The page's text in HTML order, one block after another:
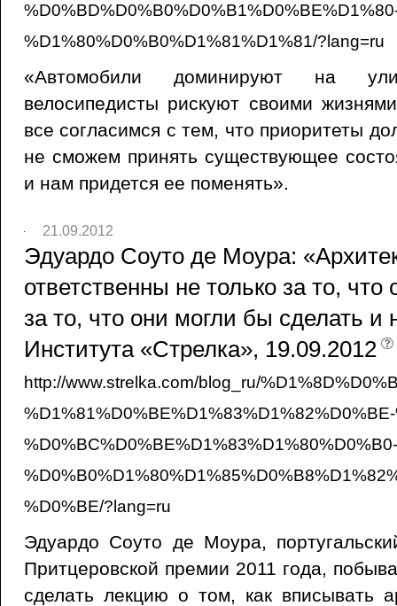
%D1%80%D0%B0%D1%81%D1%81/?lang=ru
«Автомобили доминируют на
велосипедисты рискуют своими
все согласимся с тем, что приоритеты
не сможем принять существующее
и нам придется ее поменять».
21.09.2012
Эдуардо Соуто де Моура:
ответственны не только за то,
за то, что они могли бы сделать и
Института «Стрелка», 19.09.2012
http://www.strelka.com/blog_ru/
%D0%BC%D0%BE%D1%83%D1%80%D0%B0-
%D0%BE/?lang=ru
Эдуардо Соуто де Моура,
Притцеровской премии 2011 года,
сделать лекцию о том, как вписывать